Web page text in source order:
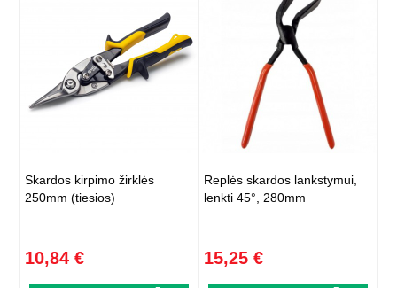
Skardos kirpimo žirklės
250mm (tiesios)
10,84 €
Replės skardos lankstymui,
lenkti 45°, 280mm
15,25 €